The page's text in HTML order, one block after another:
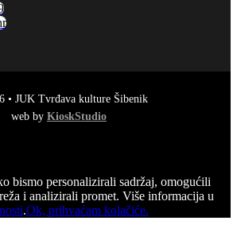
• JUK Tvrđava kulture Šibenik
web by KioskStudio
bismo personalizirali sadržaj, omogućili
i analizirali promet. Više informacija u
.Ok, prihvaćam kolačiće.